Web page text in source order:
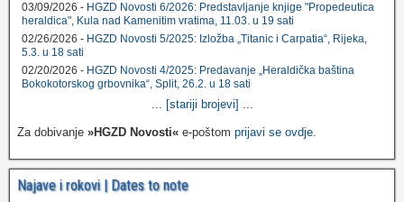
03/09/2026 - HGZD Novosti 6/2026: Predstavljanje knjige "Propedeutica
heraldica", Kula nad Kamenitim vratima, 11.03. u 19 sati
02/26/2026 - HGZD Novosti 5/2025: Izložba „Titanic i Carpatia“, Rijeka,
5.3. u 18 sati
02/20/2026 - HGZD Novosti 4/2025: Predavanje „Heraldička baština
Bokokotorskog grbovnika“, Split, 26.2. u 18 sati
... [stariji brojevi] ...
Za dobivanje »HGZD Novosti« e-poštom prijavi se ovdje.
Najave i rokovi | Dates to note